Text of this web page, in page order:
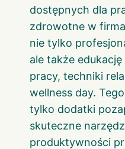
dostępnych dla
zdrowotne w
nie tylko
ale także
pracy, techniki
wellness day.
tylko dodatki
skuteczne
produktywności